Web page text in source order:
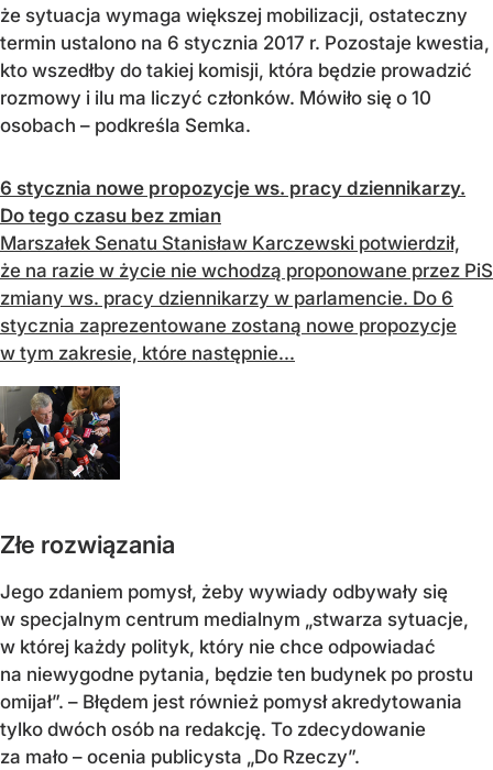
że sytuacja wymaga większej mobilizacji, ostateczny
termin ustalono na 6 stycznia 2017 r. Pozostaje kwestia,
kto wszedłby do takiej komisji, która będzie prowadzić
rozmowy i ilu ma liczyć członków. Mówiło się o 10
osobach – podkreśla Semka.
6 stycznia nowe propozycje ws. pracy dziennikarzy.
Do tego czasu bez zmian
Marszałek Senatu Stanisław Karczewski potwierdził,
że na razie w życie nie wchodzą proponowane przez PiS
zmiany ws. pracy dziennikarzy w parlamencie. Do 6
stycznia zaprezentowane zostaną nowe propozycje
w tym zakresie, które następnie...
Złe rozwiązania
Jego zdaniem pomysł, żeby wywiady odbywały się
w specjalnym centrum medialnym „stwarza sytuacje,
w której każdy polityk, który nie chce odpowiadać
na niewygodne pytania, będzie ten budynek po prostu
omijał”. – Błędem jest również pomysł akredytowania
tylko dwóch osób na redakcję. To zdecydowanie
za mało – ocenia publicysta „Do Rzeczy”.